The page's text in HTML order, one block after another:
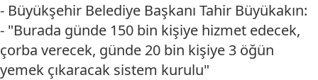
- Büyükşehir Belediye Başkanı Tahir Büyükakın:
- "Burada günde 150 bin kişiye hizmet edecek,
çorba verecek, günde 20 bin kişiye 3 öğün
yemek çıkaracak sistem kurulu"